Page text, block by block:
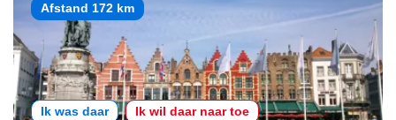
Afstand 172 km
Ik was daar Ik wil daar naar toe